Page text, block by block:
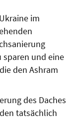
im
sparen und eine
den Ashram
des Daches
tatsächlich